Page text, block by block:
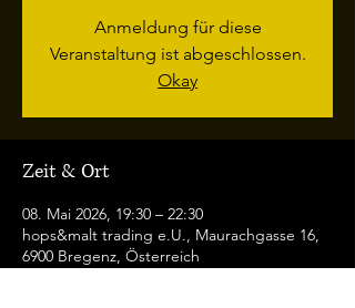
Anmeldung für diese
Veranstaltung ist abgeschlossen.
Okay
Zeit & Ort
08. Mai 2026, 19:30 – 22:30
hops&malt trading e.U., Maurachgasse 16,
6900 Bregenz, Österreich